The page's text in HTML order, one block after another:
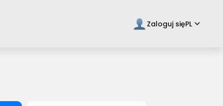
Zaloguj sięPL keyboard_arrow_down